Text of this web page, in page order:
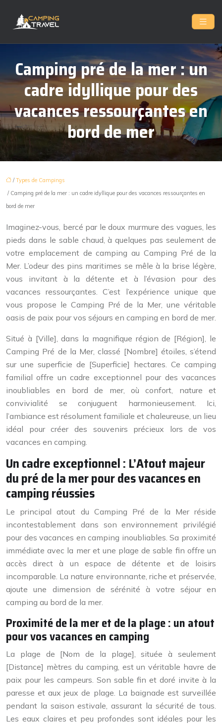
Camping pré de la mer : un
cadre idyllique pour des
vacances ressourçantes en
bord de mer
/Types de Campings
/ Camping pré de la mer : un cadre idyllique pour des vacances ressourçantes en
bord de mer
Imaginez-vous, bercé par le doux murmure des vagues, les
pieds dans le sable chaud, à quelques pas seulement de
votre emplacement de camping au Camping Pré de la
Mer. L’odeur des pins maritimes se mêle à la brise légère,
vous invitant à la détente et à l’évasion pour des
vacances ressourçantes. C’est l’expérience unique que
vous propose le Camping Pré de la Mer, une véritable
oasis de paix pour vos séjours en camping en bord de mer.
Situé à [Ville], dans la magnifique région de [Région], le
Camping Pré de la Mer, classé [Nombre] étoiles, s’étend
sur une superficie de [Superficie] hectares. Ce camping
familial offre un cadre exceptionnel pour des vacances
inoubliables en bord de mer, où confort, nature et
convivialité se conjuguent harmonieusement. Ici,
l’ambiance est résolument familiale et chaleureuse, un lieu
idéal pour créer des souvenirs précieux lors de vos
vacances en camping.
Un cadre exceptionnel : L’Atout majeur
du pré de la mer pour des vacances en
camping réussies
Le principal atout du Camping Pré de la Mer réside
incontestablement dans son environnement privilégié
pour des vacances en camping inoubliables. Sa proximité
immédiate avec la mer et une plage de sable fin offre un
accès direct à un espace de détente et de loisirs
incomparable. La nature environnante, riche et préservée,
ajoute une dimension de sérénité à votre séjour en
camping au bord de la mer.
Proximité de la mer et de la plage : un atout
pour vos vacances en camping
La plage de [Nom de la plage], située à seulement
[Distance] mètres du camping, est un véritable havre de
paix pour les campeurs. Son sable fin et doré invite à la
paresse et aux jeux de plage. La baignade est surveillée
pendant la saison estivale, assurant la sécurité de tous.
Les eaux claires et peu profondes sont idéales pour les